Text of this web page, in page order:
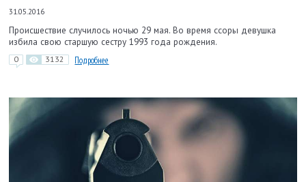
31.05.2016
Происшествие случилось ночью 29 мая. Во время ссоры девушка
избила свою старшую сестру 1993 года рождения.
0 3132 Подробнее